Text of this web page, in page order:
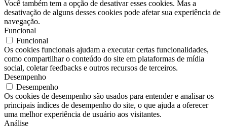
Você também tem a opção de desativar esses cookies. Mas a
desativação de alguns desses cookies pode afetar sua experiência de
navegação.
Funcional
Funcional
Os cookies funcionais ajudam a executar certas funcionalidades,
como compartilhar o conteúdo do site em plataformas de mídia
social, coletar feedbacks e outros recursos de terceiros.
Desempenho
Desempenho
Os cookies de desempenho são usados ​​para entender e analisar os
principais índices de desempenho do site, o que ajuda a oferecer
uma melhor experiência de usuário aos visitantes.
Análise